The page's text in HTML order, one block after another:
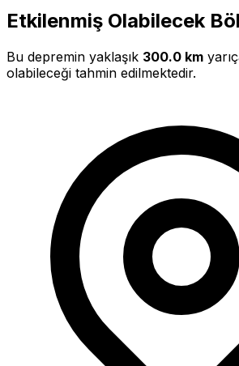
Etkilenmiş Olabilecek
Bu depremin yaklaşık 300.0 km
olabileceği tahmin edilmektedir.